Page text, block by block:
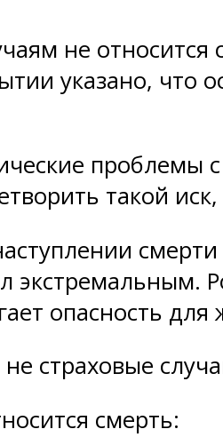
не
указано, что
такой
экстремальным.
опасность для
не страховые
смерть: